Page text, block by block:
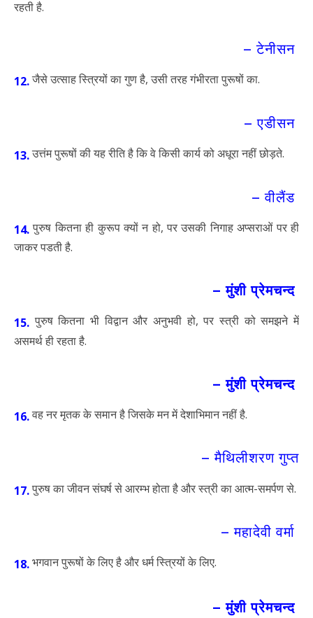
रहती है.
– टेनीसन
12.जैसे उत्साह स्त्रियों का गुण है, उसी तरह गंभीरता पुरूषों का.
– एडीसन
13.उत्तंम पुरूषों की यह रीति है कि वे किसी कार्य को अधूरा नहीं छोड़ते.
– वीलैंड
14.पुरुष कितना ही कुरूप क्यों न हो, पर उसकी निगाह अप्सराओं पर ही
जाकर पडती है.
– मुंशी प्रेमचन्द
15. पुरुष कितना भी विद्वान और अनुभवी हो, पर स्त्री को समझने में
असमर्थ ही रहता है.
– मुंशी प्रेमचन्द
16.वह नर मृतक के समान है जिसके मन में देशाभिमान नहीं है.
– मैथिलीशरण गुप्त
17.पुरुष का जीवन संघर्ष से आरम्भ होता है और स्त्री का आत्म-समर्पण से.
– महादेवी वर्मा
18.भगवान पुरूषों के लिए है और धर्म स्त्रियों के लिए.
– मुंशी प्रेमचन्द